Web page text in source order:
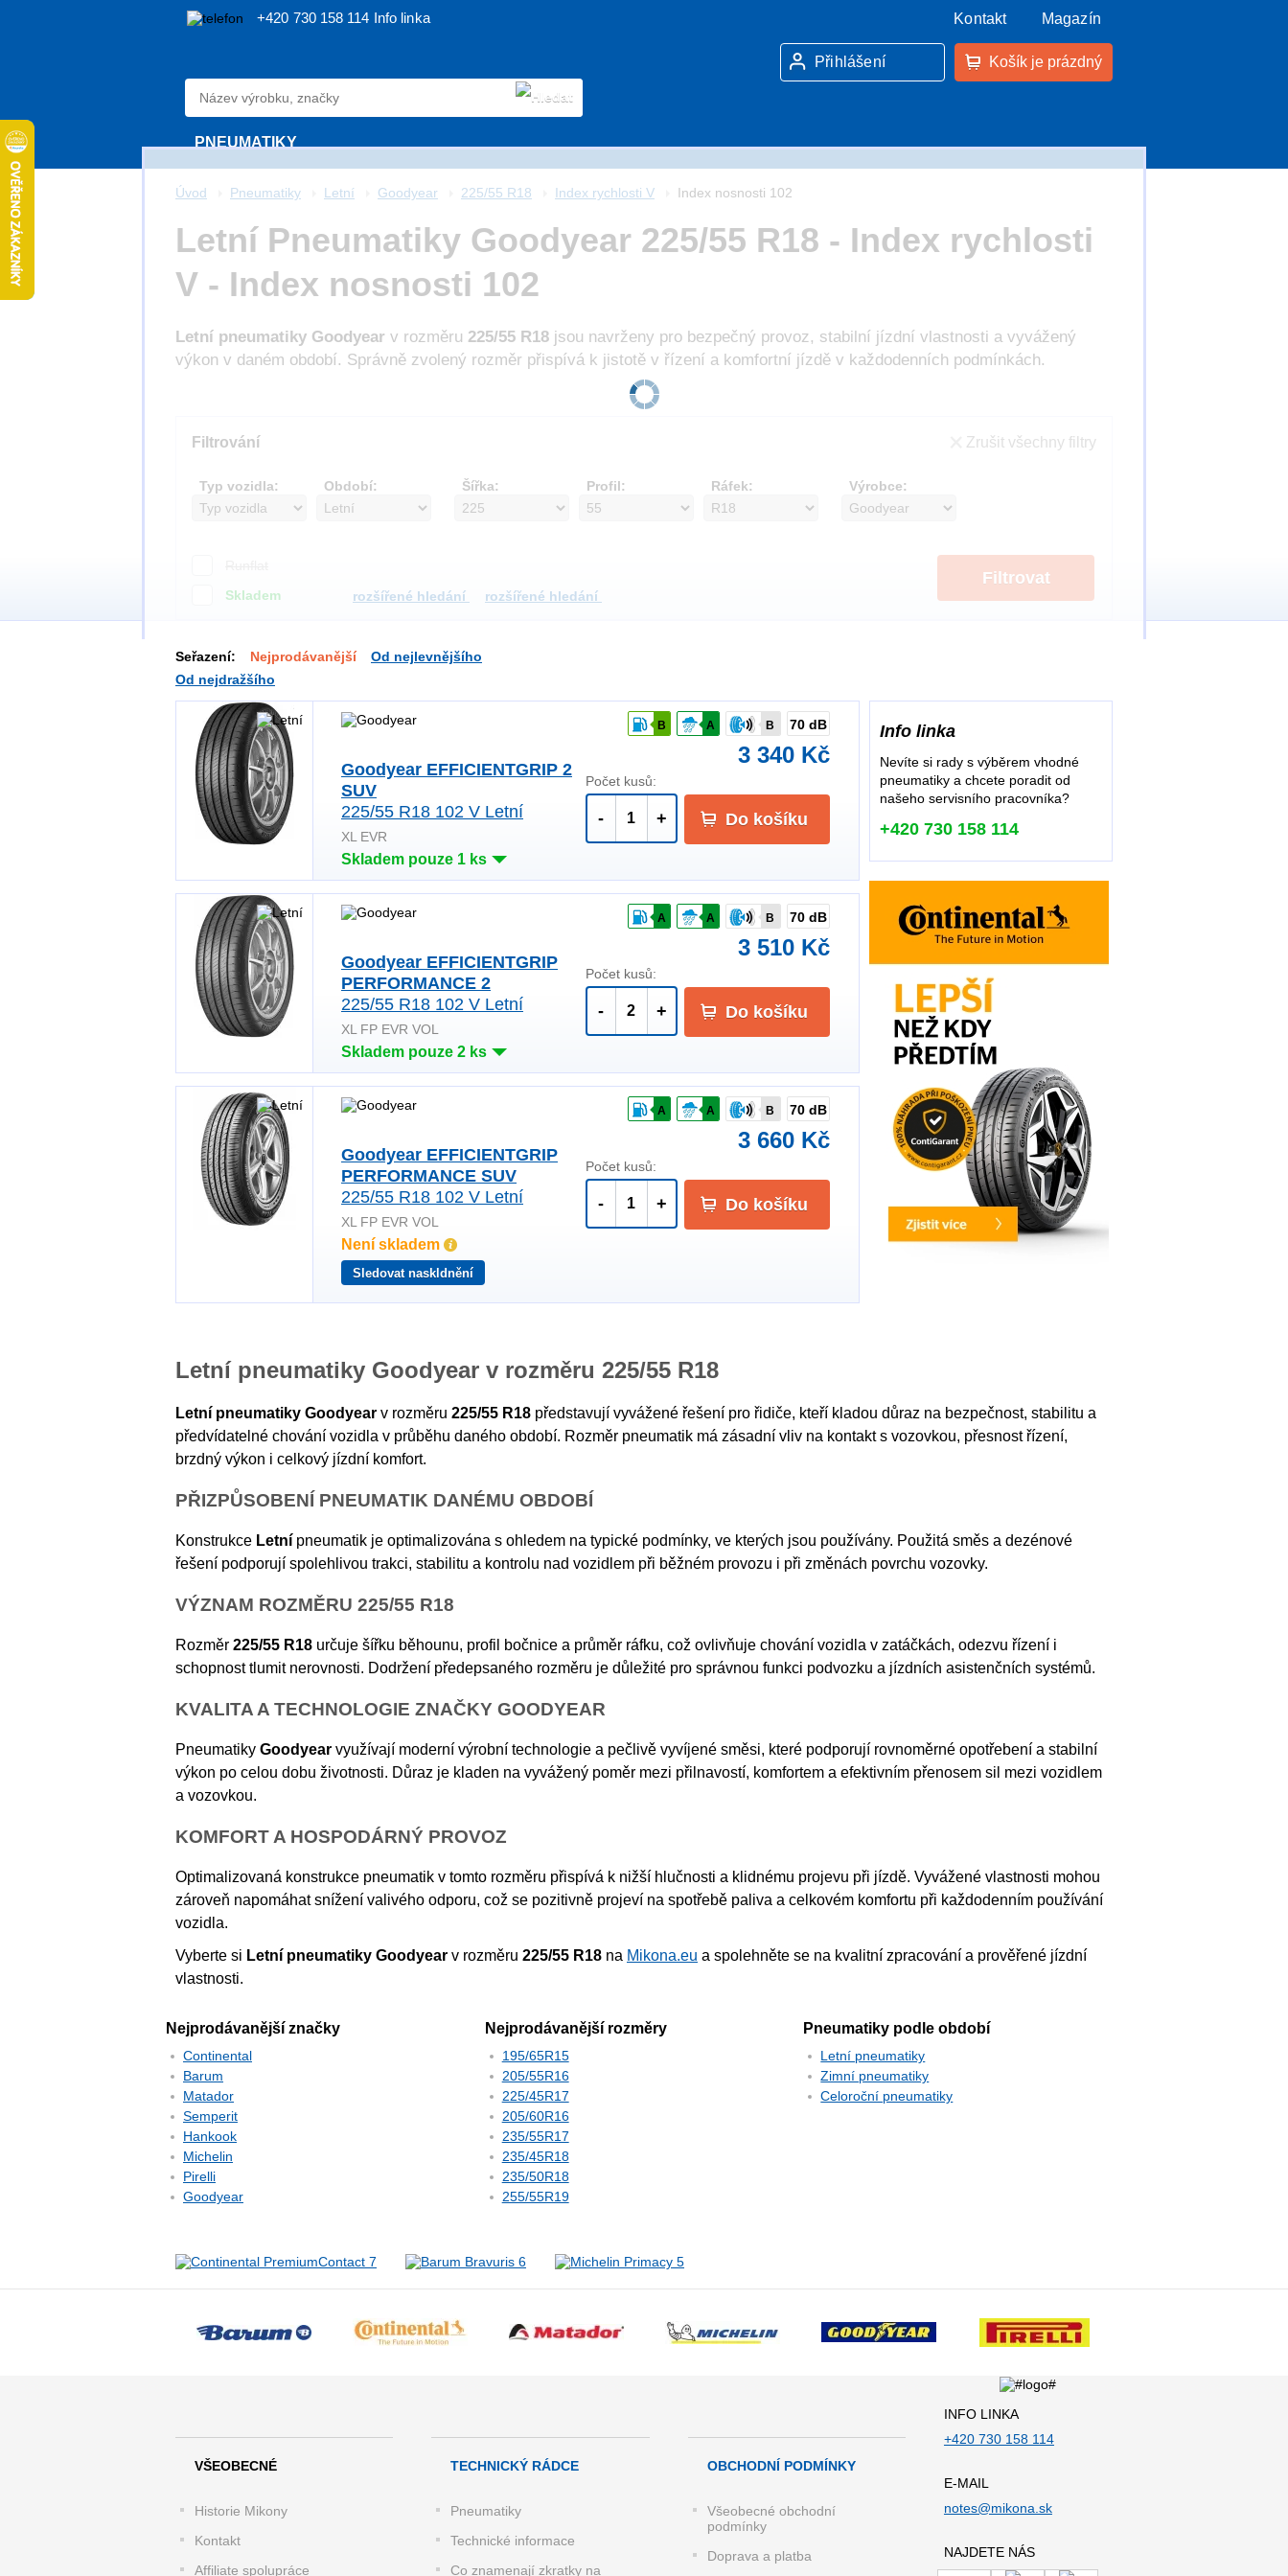
Košík je prázdný
Přihlášení
+420 730 158 114 Info linka Kontakt Magazín
PNEUMATIKY
Úvod Pneumatiky Letní Goodyear 225/55 R18 Index rychlosti V Index nosnosti 102
Letní Pneumatiky Goodyear 225/55 R18 - Index rychlosti
V - Index nosnosti 102
Letní pneumatiky Goodyear v rozměru 225/55 R18 jsou navrženy pro bezpečný provoz, stabilní jízdní vlastnosti a vyvážený
výkon v daném období. Správně zvolený rozměr přispívá k jistotě v řízení a komfortní jízdě v každodenních podmínkách.
Filtrování Zrušit všechny filtry
Typ vozidla: Období: Šířka: Profil: Ráfek: Výrobce:
Skladem
rozšířené hledání rozšířené hledání
Filtrovat
Seřazení: Nejprodávanější
Od nejlevnějšího
Od nejdražšího
Goodyear EFFICIENTGRIP 2
SUV
225/55 R18 102 V Letní
XL EVR
Skladem pouze 1 ks
B A B 70 dB
3 340 Kč
Počet kusů:
- + Do košíku
Goodyear EFFICIENTGRIP
PERFORMANCE 2
225/55 R18 102 V Letní
XL FP EVR VOL
Skladem pouze 2 ks
A A B 70 dB
3 510 Kč
Počet kusů:
- + Do košíku
Goodyear EFFICIENTGRIP
PERFORMANCE SUV
225/55 R18 102 V Letní
XL FP EVR VOL
Není skladem
Sledovat naskldnění
A A B 70 dB
3 660 Kč
Počet kusů:
- + Do košíku
Info linka
Nevíte si rady s výběrem vhodné
pneumatiky a chcete poradit od
našeho servisního pracovníka?
+420 730 158 114
Letní pneumatiky Goodyear v rozměru 225/55 R18
Letní pneumatiky Goodyear v rozměru 225/55 R18 představují vyvážené řešení pro řidiče, kteří kladou důraz na bezpečnost, stabilitu a
předvídatelné chování vozidla v průběhu daného období. Rozměr pneumatik má zásadní vliv na kontakt s vozovkou, přesnost řízení,
brzdný výkon i celkový jízdní komfort.
PŘIZPŮSOBENÍ PNEUMATIK DANÉMU OBDOBÍ
Konstrukce Letní pneumatik je optimalizována s ohledem na typické podmínky, ve kterých jsou používány. Použitá směs a dezénové
řešení podporují spolehlivou trakci, stabilitu a kontrolu nad vozidlem při běžném provozu i při změnách povrchu vozovky.
VÝZNAM ROZMĚRU 225/55 R18
Rozměr 225/55 R18 určuje šířku běhounu, profil bočnice a průměr ráfku, což ovlivňuje chování vozidla v zatáčkách, odezvu řízení i
schopnost tlumit nerovnosti. Dodržení předepsaného rozměru je důležité pro správnou funkci podvozku a jízdních asistenčních systémů.
KVALITA A TECHNOLOGIE ZNAČKY GOODYEAR
Pneumatiky Goodyear využívají moderní výrobní technologie a pečlivě vyvíjené směsi, které podporují rovnoměrné opotřebení a stabilní
výkon po celou dobu životnosti. Důraz je kladen na vyvážený poměr mezi přilnavostí, komfortem a efektivním přenosem sil mezi vozidlem
a vozovkou.
KOMFORT A HOSPODÁRNÝ PROVOZ
Optimalizovaná konstrukce pneumatik v tomto rozměru přispívá k nižší hlučnosti a klidnému projevu při jízdě. Vyvážené vlastnosti mohou
zároveň napomáhat snížení valivého odporu, což se pozitivně projeví na spotřebě paliva a celkovém komfortu při každodenním používání
vozidla.
Vyberte si Letní pneumatiky Goodyear v rozměru 225/55 R18 na Mikona.eu a spolehněte se na kvalitní zpracování a prověřené jízdní
vlastnosti.
Nejprodávanější značky
Continental
Barum
Matador
Semperit
Hankook
Michelin
Pirelli
Goodyear
Nejprodávanější rozměry
195/65R15
205/55R16
225/45R17
205/60R16
235/55R17
235/45R18
235/50R18
255/55R19
Pneumatiky podle období
Letní pneumatiky
Zimní pneumatiky
Celoroční pneumatiky
VŠEOBECNÉ
Historie Mikony
Kontakt
Affiliate spolupráce
TECHNICKÝ RÁDCE
Pneumatiky
Technické informace
Co znamenají zkratky na
OBCHODNÍ PODMÍNKY
Všeobecné obchodní
podmínky
Doprava a platba
INFO LINKA
+420 730 158 114
E-MAIL
notes@mikona.sk
NAJDETE NÁS